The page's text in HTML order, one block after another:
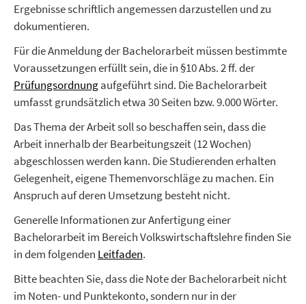
Ergebnisse schriftlich angemessen darzustellen und zu
dokumentieren.
Für die Anmeldung der Bachelorarbeit müssen bestimmte
Voraussetzungen erfüllt sein, die in §10 Abs. 2 ff. der
Prüfungsordnungaufgeführt sind. Die Bachelorarbeit
umfasst grundsätzlich etwa 30 Seiten bzw. 9.000 Wörter.
Das Thema der Arbeit soll so beschaffen sein, dass die
Arbeit innerhalb der Bearbeitungszeit (12 Wochen)
abgeschlossen werden kann. Die Studierenden erhalten
Gelegenheit, eigene Themenvorschläge zu machen. Ein
Anspruch auf deren Umsetzung besteht nicht.
Generelle Informationen zur Anfertigung einer
Bachelorarbeit im Bereich Volkswirtschaftslehre finden Sie
in dem folgenden Leitfaden.
Bitte beachten Sie, dass die Note der Bachelorarbeit nicht
im Noten- und Punktekonto, sondern nur in der